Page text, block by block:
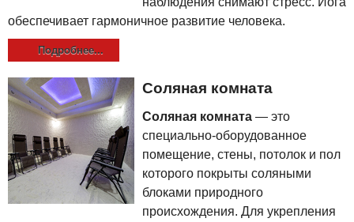
обеспечивает гармоничное развитие человека.
Подробнее...
Соляная комната
Соляная комната — это
специально-оборудованное
помещение, стены, потолок и пол
которого покрыты соляными
блоками природного
происхождения. Для укрепления